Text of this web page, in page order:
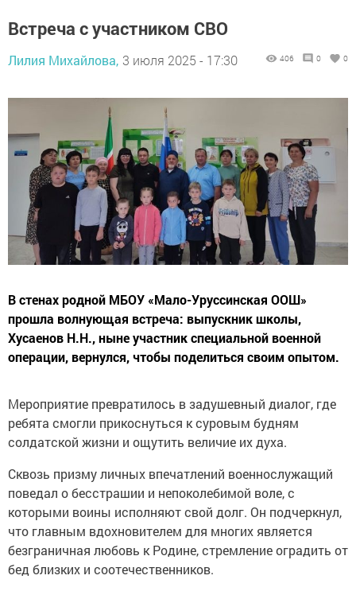
Встреча с участником СВО
Лилия Михайлова, 3 июля 2025 - 17:30 406 0 0
В стенах родной МБОУ «Мало-Уруссинская ООШ»
прошла волнующая встреча: выпускник школы,
Хусаенов Н.Н., ныне участник специальной военной
операции, вернулся, чтобы поделиться своим опытом.
Мероприятие превратилось в задушевный диалог, где
ребята смогли прикоснуться к суровым будням
солдатской жизни и ощутить величие их духа.
Сквозь призму личных впечатлений военнослужащий
поведал о бесстрашии и непоколебимой воле, с
которыми воины исполняют свой долг. Он подчеркнул,
что главным вдохновителем для многих является
безграничная любовь к Родине, стремление оградить от
бед близких и соотечественников.